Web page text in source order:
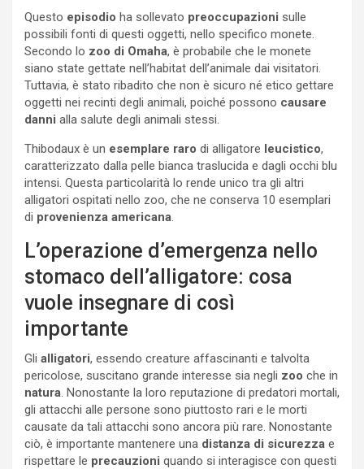
Questo episodio ha sollevato preoccupazioni sulle
possibili fonti di questi oggetti, nello specifico monete.
Secondo lo zoo di Omaha, è probabile che le monete
siano state gettate nell’habitat dell’animale dai visitatori.
Tuttavia, è stato ribadito che non è sicuro né etico gettare
oggetti nei recinti degli animali, poiché possono causare
danni alla salute degli animali stessi.
Thibodaux è un esemplare raro di alligatore leucistico,
caratterizzato dalla pelle bianca traslucida e dagli occhi blu
intensi. Questa particolarità lo rende unico tra gli altri
alligatori ospitati nello zoo, che ne conserva 10 esemplari
di provenienza americana.
L’operazione d’emergenza nello
stomaco dell’alligatore: cosa
vuole insegnare di così
importante
Gli alligatori, essendo creature affascinanti e talvolta
pericolose, suscitano grande interesse sia negli zoo che in
natura. Nonostante la loro reputazione di predatori mortali,
gli attacchi alle persone sono piuttosto rari e le morti
causate da tali attacchi sono ancora più rare. Nonostante
ciò, è importante mantenere una distanza di sicurezza e
rispettare le precauzioni quando si interagisce con questi